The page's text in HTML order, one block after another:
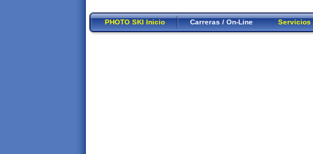
PHOTO SKI Inicio Carreras / On-Line Servicios